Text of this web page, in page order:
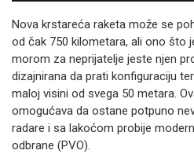
Nova krstareća raketa može se
od čak 750 kilometara, ali ono što
morom za neprijatelje jeste njen
dizajnirana da prati konfiguraciju
maloj visini od svega 50 metara.
omogućava da ostane potpuno
radare i sa lakoćom probije
odbrane (PVO).